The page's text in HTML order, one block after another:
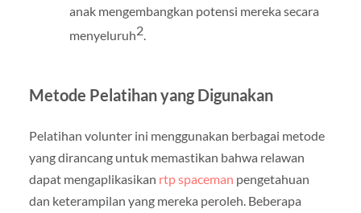
anak mengembangkan potensi mereka secara
menyeluruh2.
Metode Pelatihan yang Digunakan
Pelatihan volunter ini menggunakan berbagai metode
yang dirancang untuk memastikan bahwa relawan
dapat mengaplikasikan rtp spaceman pengetahuan
dan keterampilan yang mereka peroleh. Beberapa